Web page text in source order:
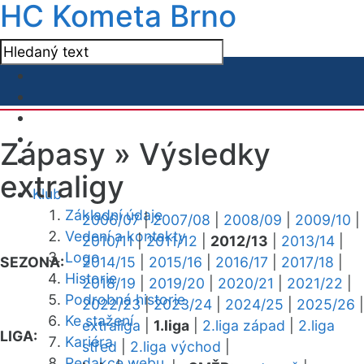
HC Kometa Brno
Klub
Základní údaje
Vedení a kontakty
Logo
Historie
Podrobná historie
Ke stažení
Kariéra
Zápasy » Výsledky
extraligy
SEZONA:
2006/07|2007/08 2008/09 2009/10
2010/11|2011/12 2012/13 2013/14
2014/15
2015/16 2016/17 2017/18
2018/19
2019/20 2020/21 2021/22
2022/23|2023/24 2024/25 2025/26
LIGA:
extraliga 1.liga 2.liga západ
2.liga
střed
2.liga východ